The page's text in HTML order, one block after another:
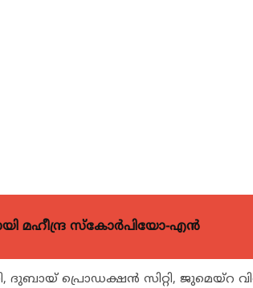
മഹീന്ദ്ര സ്കോർപിയോ-എൻ
പ്രൊഡക്ഷന്‍ സിറ്റി, ജുമെയ്‌റ